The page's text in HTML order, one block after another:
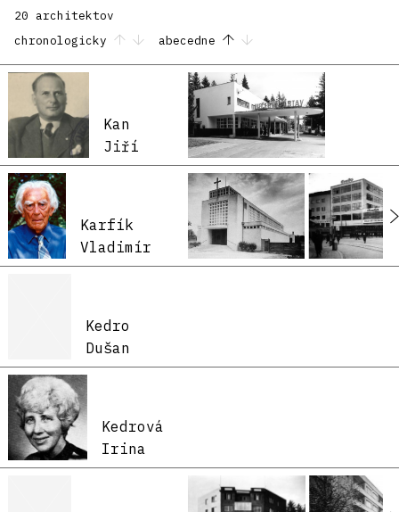
20 architektov
chronologicky
abecedne
Kan
Jiří
Karfík
Vladimír
Kedro
Dušan
Kedrová
Irina